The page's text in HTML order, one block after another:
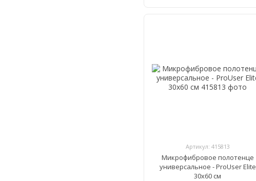
Артикул: 415813
Микрофибровое полотенце
универсальное - ProUser Elite
30х60 см